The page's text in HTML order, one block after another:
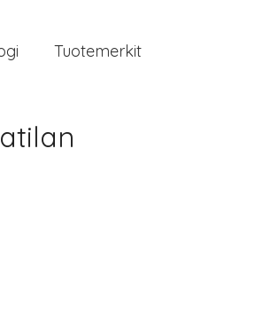
Tuotemerkit